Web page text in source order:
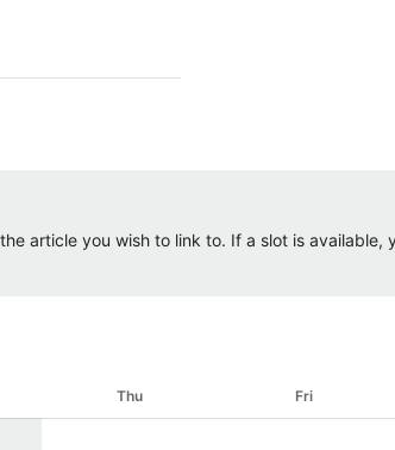
article you wish to link to. If a slot is available,
Thu Fri